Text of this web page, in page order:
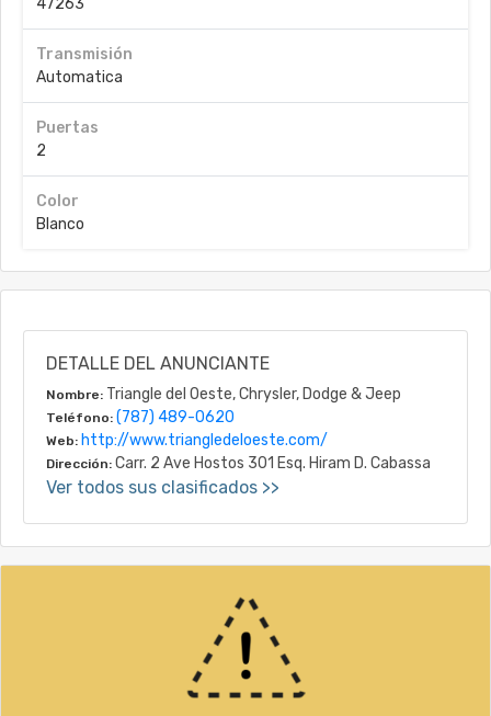
47263
Transmisión
Automatica
Puertas
2
Color
Blanco
DETALLE DEL ANUNCIANTE
Nombre: Triangle del Oeste, Chrysler, Dodge & Jeep
Teléfono: (787) 489-0620
Web: http://www.triangledeloeste.com/
Dirección: Carr. 2 Ave Hostos 301 Esq. Hiram D. Cabassa
Ver todos sus clasificados >>